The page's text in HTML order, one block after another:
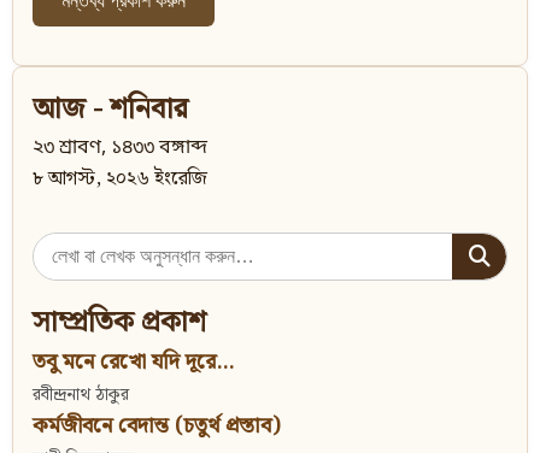
আজ - শনিবার
২৩ শ্রাবণ, ১৪৩৩ বঙ্গাব্দ
৮ আগস্ট, ২০২৬ ইংরেজি
Search
for:
সাম্প্রতিক প্রকাশ
তবু মনে রেখো যদি দূরে...
রবীন্দ্রনাথ ঠাকুর
কর্মজীবনে বেদান্ত (চতুর্থ প্রস্তাব)